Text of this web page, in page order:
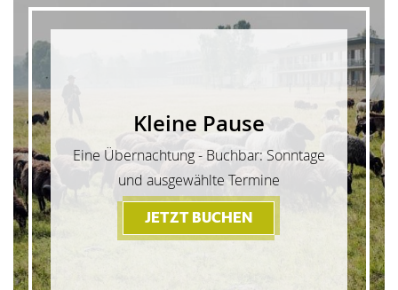
Kleine Pause
Eine Übernachtung - Buchbar: Sonntage
und ausgewählte Termine
JETZT BUCHEN - KLEINE PAUSE